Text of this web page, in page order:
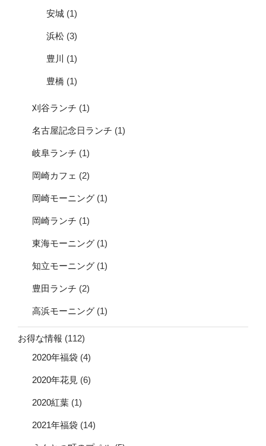
安城 (1)
浜松 (3)
豊川 (1)
豊橋 (1)
刈谷ランチ (1)
名古屋記念日ランチ (1)
岐阜ランチ (1)
岡崎カフェ (2)
岡崎モーニング (1)
岡崎ランチ (1)
東海モーニング (1)
知立モーニング (1)
豊田ランチ (2)
高浜モーニング (1)
お得な情報 (112)
2020年福袋 (4)
2020年花見 (6)
2020紅葉 (1)
2021年福袋 (14)